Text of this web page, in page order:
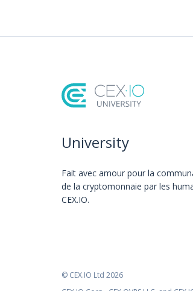
University
Fait avec amour️ pour la
de la cryptomonnaie par les
CEX.IO.
© CEX.IO Ltd 2026